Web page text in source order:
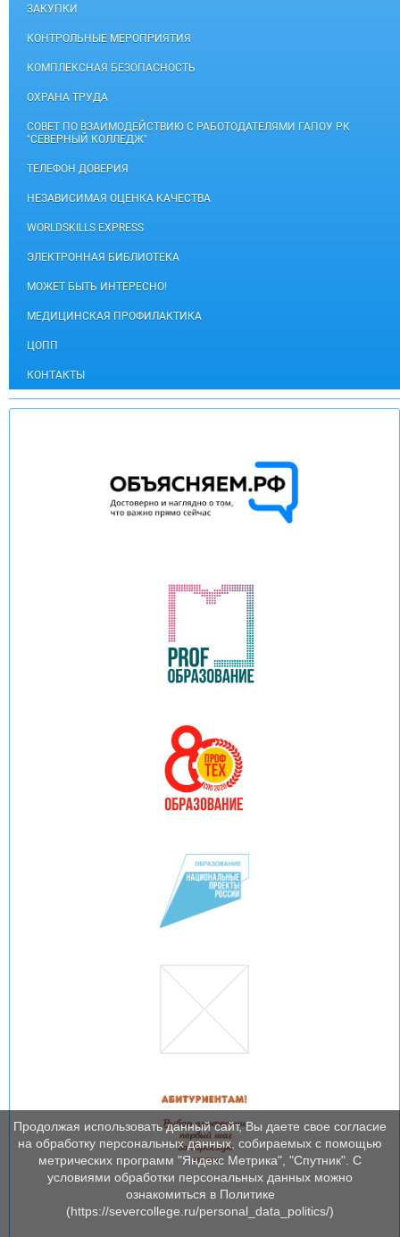
ЗАКУПКИ
КОНТРОЛЬНЫЕ МЕРОПРИЯТИЯ
КОМПЛЕКСНАЯ БЕЗОПАСНОСТЬ
ОХРАНА ТРУДА
СОВЕТ ПО ВЗАИМОДЕЙСТВИЮ С РАБОТОДАТЕЛЯМИ ГАПОУ РК
"СЕВЕРНЫЙ КОЛЛЕДЖ"
ТЕЛЕФОН ДОВЕРИЯ
НЕЗАВИСИМАЯ ОЦЕНКА КАЧЕСТВА
WORLDSKILLS EXPRESS
ЭЛЕКТРОННАЯ БИБЛИОТЕКА
МОЖЕТ БЫТЬ ИНТЕРЕСНО!
МЕДИЦИНСКАЯ ПРОФИЛАКТИКА
ЦОПП
КОНТАКТЫ
Продолжая использовать данный сайт, Вы даете свое согласие
на обработку персональных данных, собираемых с помощью
метрических программ "Яндекс Метрика", "Спутник". С
условиями обработки персональных данных можно
ознакомиться в Политике
(https://severcollege.ru/personal_data_politics/)